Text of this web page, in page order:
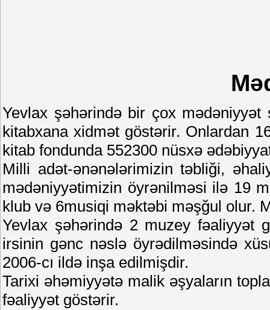
Yevlax şəhərində bir çox
kitabxana xidmət göstərir. Onlardan
kitab fondunda 552300 nüsxə
Milli adət-ənənələrimizin təbliği,
mədəniyyətimizin öyrənilməsi ilə 19
klub və 6musiqi məktəbi məşğul olur.
Yevlax şəhərində 2 muzey fəaliyyət
irsinin gənc nəslə öyrədilməsində
2006-cı ildə inşa edilmişdir.
Tarixi əhəmiyyətə malik əşyaların
fəaliyyət göstərir.